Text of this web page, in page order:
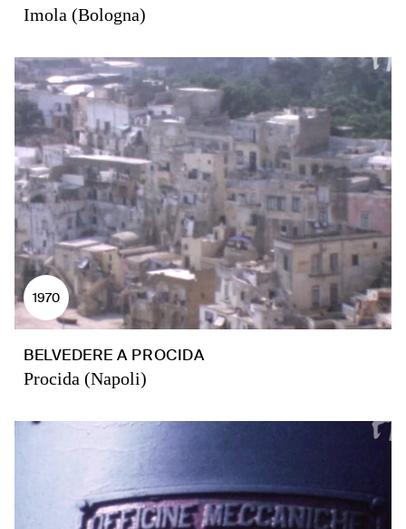
Imola (Bologna)
1970
BELVEDERE A PROCIDA
Procida (Napoli)